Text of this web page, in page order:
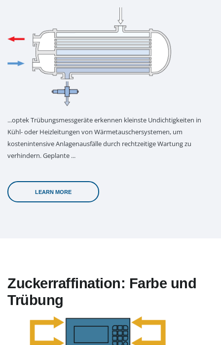
...optek Trübungsmessgeräte erkennen kleinste Undichtigkeiten in
Kühl- oder Heizleitungen von Wärmetauschersystemen, um
kostenintensive Anlagenausfälle durch rechtzeitige Wartung zu
verhindern. Geplante ...
LEARN MORE
Zuckerraffination: Farbe und
Trübung